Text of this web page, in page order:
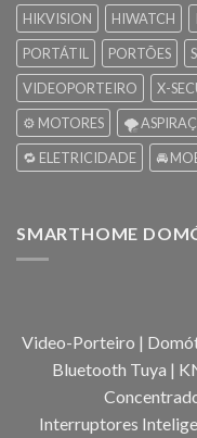
HIKVISION
HIWATCH
PORTÁTIL
PORTÕES
VIDEOPORTEIRO
X-
⚙️ MOTORES
🌪️
🔁 ELETRICIDADE
🚘
SMARTHOME
Video-Porteiro |
Bluetooth Tuya |
Interruptores